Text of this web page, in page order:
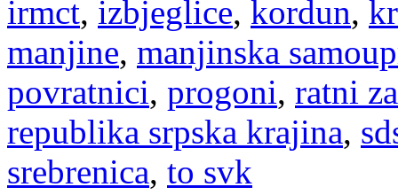
irmct, izbjeglice, kordun,
manjine, manjinska
povratnici, progoni, ratni
republika srpska krajina,
srebrenica, to svk